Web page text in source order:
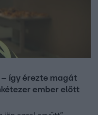
– így érezte magát
ember előtt